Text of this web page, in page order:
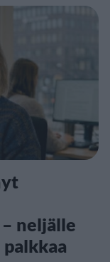
neljälle